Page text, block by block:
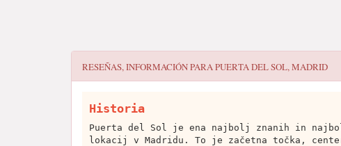
RESEÑAS, INFORMACIÓN PARAPUERTA DEL SOL, MADRID
Historia
Puerta del Sol je ena najbolj znanih in
lokacij v Madridu. To je začetna točka,